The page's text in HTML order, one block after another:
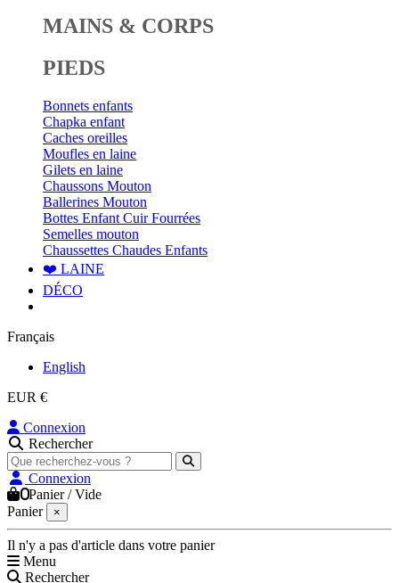
MAINS & CORPS
PIEDS
Bonnets enfants
Chapka enfant
Caches oreilles
Moufles en laine
Gilets en laine
Chaussons Mouton
Ballerines Mouton
Bottes Enfant Cuir Fourrées
Semelles mouton
Chaussettes Chaudes Enfants
❤️ LAINE
DÉCO
Français
English
EUR €
Connexion
Rechercher
Connexion
0Panier /Vide
Panier
×
Il n'y a pas d'article dans votre panier
Menu
Rechercher